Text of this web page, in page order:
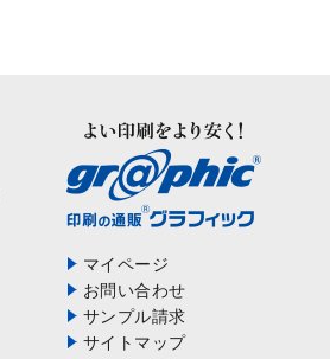
マイページ
お問い合わせ
サンプル請求
サイトマップ